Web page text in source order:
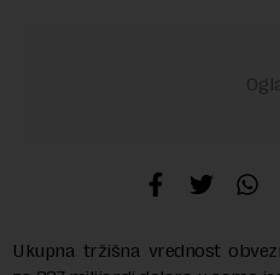
Ukupna tržišna vrednost